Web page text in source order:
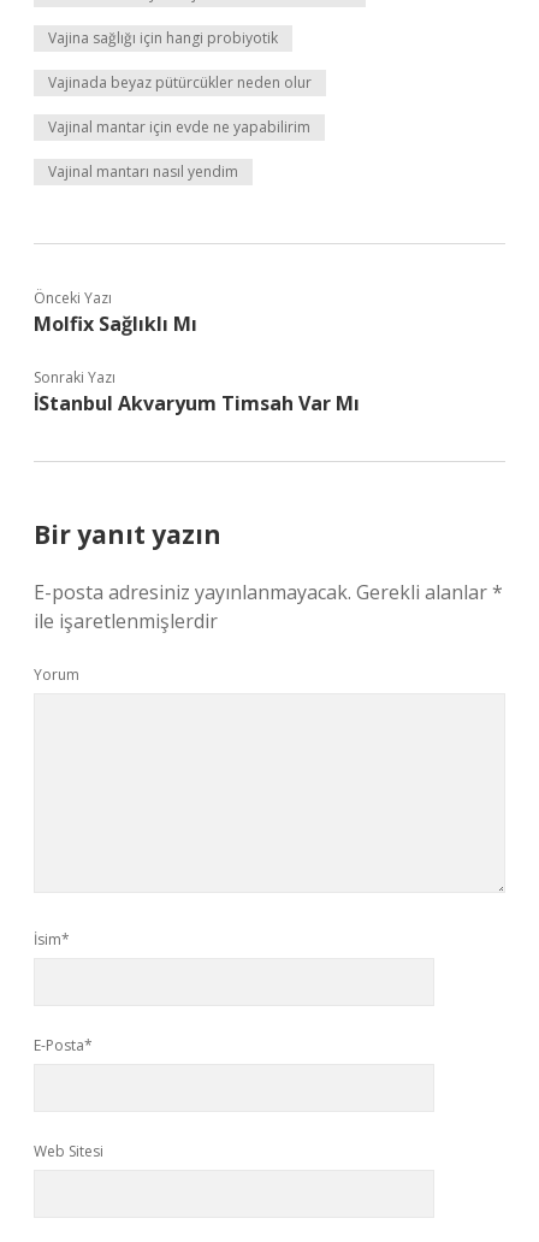
Vajina sağlığı için hangi probiyotik
Vajinada beyaz pütürcükler neden olur
Vajinal mantar için evde ne yapabilirim
Vajinal mantarı nasıl yendim
Önceki Yazı
Molfix Sağlıklı Mı
Sonraki Yazı
İStanbul Akvaryum Timsah Var Mı
Bir yanıt yazın
E-posta adresiniz yayınlanmayacak. Gerekli alanlar*
ile işaretlenmişlerdir
Yorum
İsim*
E-Posta*
Web Sitesi